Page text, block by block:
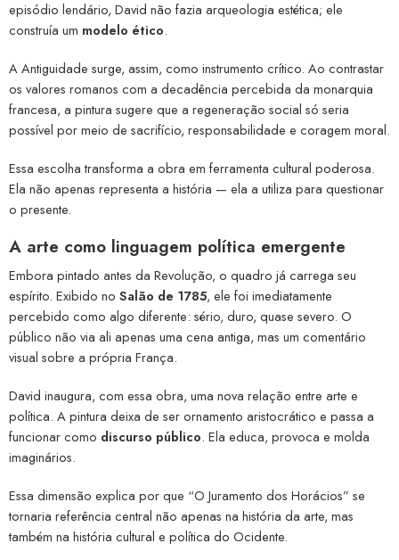
episódio lendário, David não fazia arqueologia estética; ele
construía um modelo ético.
A Antiguidade surge, assim, como instrumento crítico. Ao contrastar
os valores romanos com a decadência percebida da monarquia
francesa, a pintura sugere que a regeneração social só seria
possível por meio de sacrifício, responsabilidade e coragem moral.
Essa escolha transforma a obra em ferramenta cultural poderosa.
Ela não apenas representa a história — ela a utiliza para questionar
o presente.
A arte como linguagem política emergente
Embora pintado antes da Revolução, o quadro já carrega seu
espírito. Exibido no Salão de 1785, ele foi imediatamente
percebido como algo diferente: sério, duro, quase severo. O
público não via ali apenas uma cena antiga, mas um comentário
visual sobre a própria França.
David inaugura, com essa obra, uma nova relação entre arte e
política. A pintura deixa de ser ornamento aristocrático e passa a
funcionar como discurso público. Ela educa, provoca e molda
imaginários.
Essa dimensão explica por que “O Juramento dos Horácios” se
tornaria referência central não apenas na história da arte, mas
também na história cultural e política do Ocidente.